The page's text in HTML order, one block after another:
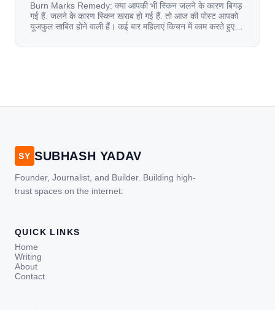
Burn Marks Remedy: क्या आपकी भी स्किन जलने के कारण बिगड़
गई हैं. जलने के कारण स्किन खराब हो गई हैं. तो आज की पोस्ट आपको
यूजफुल साबित होने वाली हैं। कई बार महिलाएं किचन में काम करते हुए
[…]
SY SUBHASH YADAV
Founder, Journalist, and Builder. Building high-
trust spaces on the internet.
QUICK LINKS
Home
Writing
About
Contact